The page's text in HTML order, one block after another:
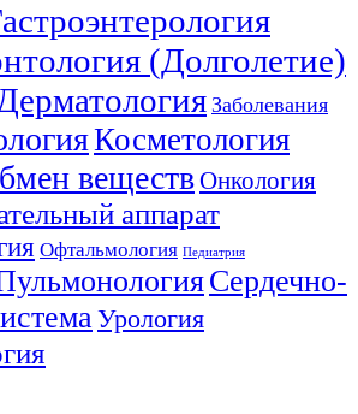
(Долголетие)
Заболевания
Косметология
веществОнкология
аппарат
Офтальмология Педиатрия
Сердечно-
Урология